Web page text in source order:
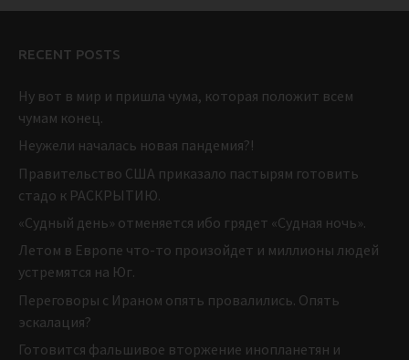
RECENT POSTS
Ну вот в мир и пришла чума, которая положит всем
чумам конец.
Неужели началась новая пандемия?!
Правительство США приказало пастырям готовить
стадо к РАСКРЫТИЮ.
«Судный день» отменяется ибо грядет «Судная ночь».
Летом в Европе что-то произойдет и миллионы людей
устремятся на Юг.
Переговоры с Ираном опять провалились. Опять
эскалация?
Готовится фальшивое вторжение инопланетян и